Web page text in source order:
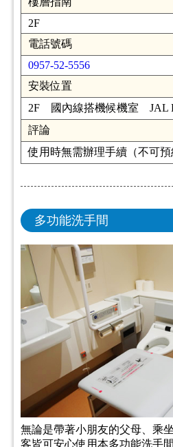
2F
電話號碼
0957-52-5556
安裝位置
2F 國內線搭機候機室 JAL
評論
使用時無需辦理手續（不可預
多功能洗手間
無論是帶著小朋友的父母、乘
客皆可安心使用本多功能洗手間